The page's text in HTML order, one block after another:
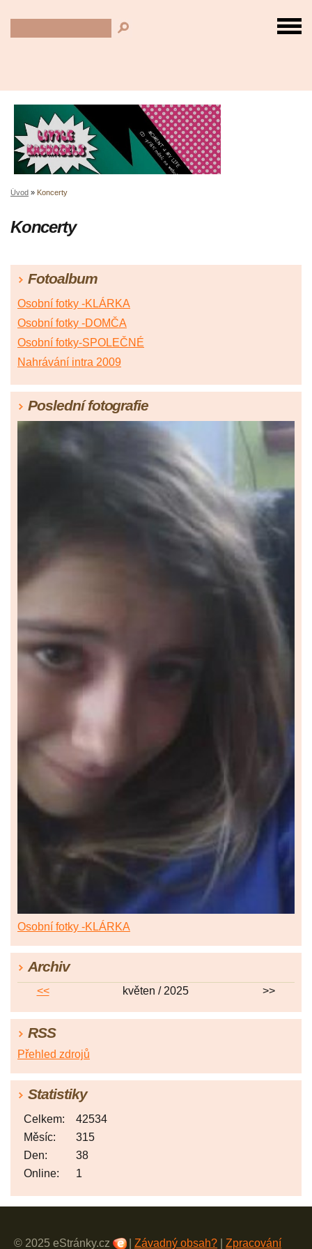
Úvod » Koncerty
Koncerty
Fotoalbum
Osobní fotky -KLÁRKA
Osobní fotky -DOMČA
Osobní fotky-SPOLEČNÉ
Nahrávání intra 2009
Poslední fotografie
Osobní fotky -KLÁRKA
Archiv
<< květen / 2025 >>
RSS
Přehled zdrojů
Statistiky
Online: 1
Celkem:
42534
Měsíc:
315
Den:
38
© 2025 eStránky.cz Závadný obsah? Zpracování